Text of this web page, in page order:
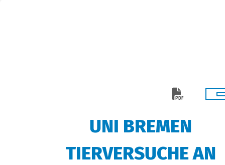
UNI BREMEN
TIERVERSUCHE AN